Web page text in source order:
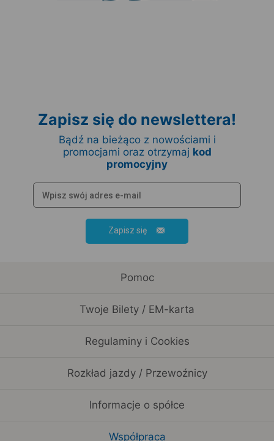
Zapisz się do newslettera!
Bądź na bieżąco z nowościami i
promocjami oraz otrzymaj kod
promocyjny
Zapisz się
Pomoc
Twoje Bilety / EM-karta
Regulaminy i Cookies
Rozkład jazdy / Przewoźnicy
Informacje o spółce
Współpraca